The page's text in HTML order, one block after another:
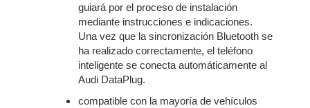
guiará por el proceso de instalación
mediante instrucciones e indicaciones.
Una vez que la sincronización Bluetooth se
ha realizado correctamente, el teléfono
inteligente se conecta automáticamente al
Audi DataPlug.
compatible con la mayoría de vehículos